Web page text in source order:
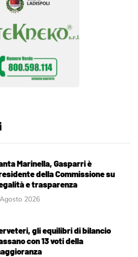
Marinella, Gasparri è
della Commissione su
e trasparenza
2026
gli equilibri di bilancio
con 13 voti della